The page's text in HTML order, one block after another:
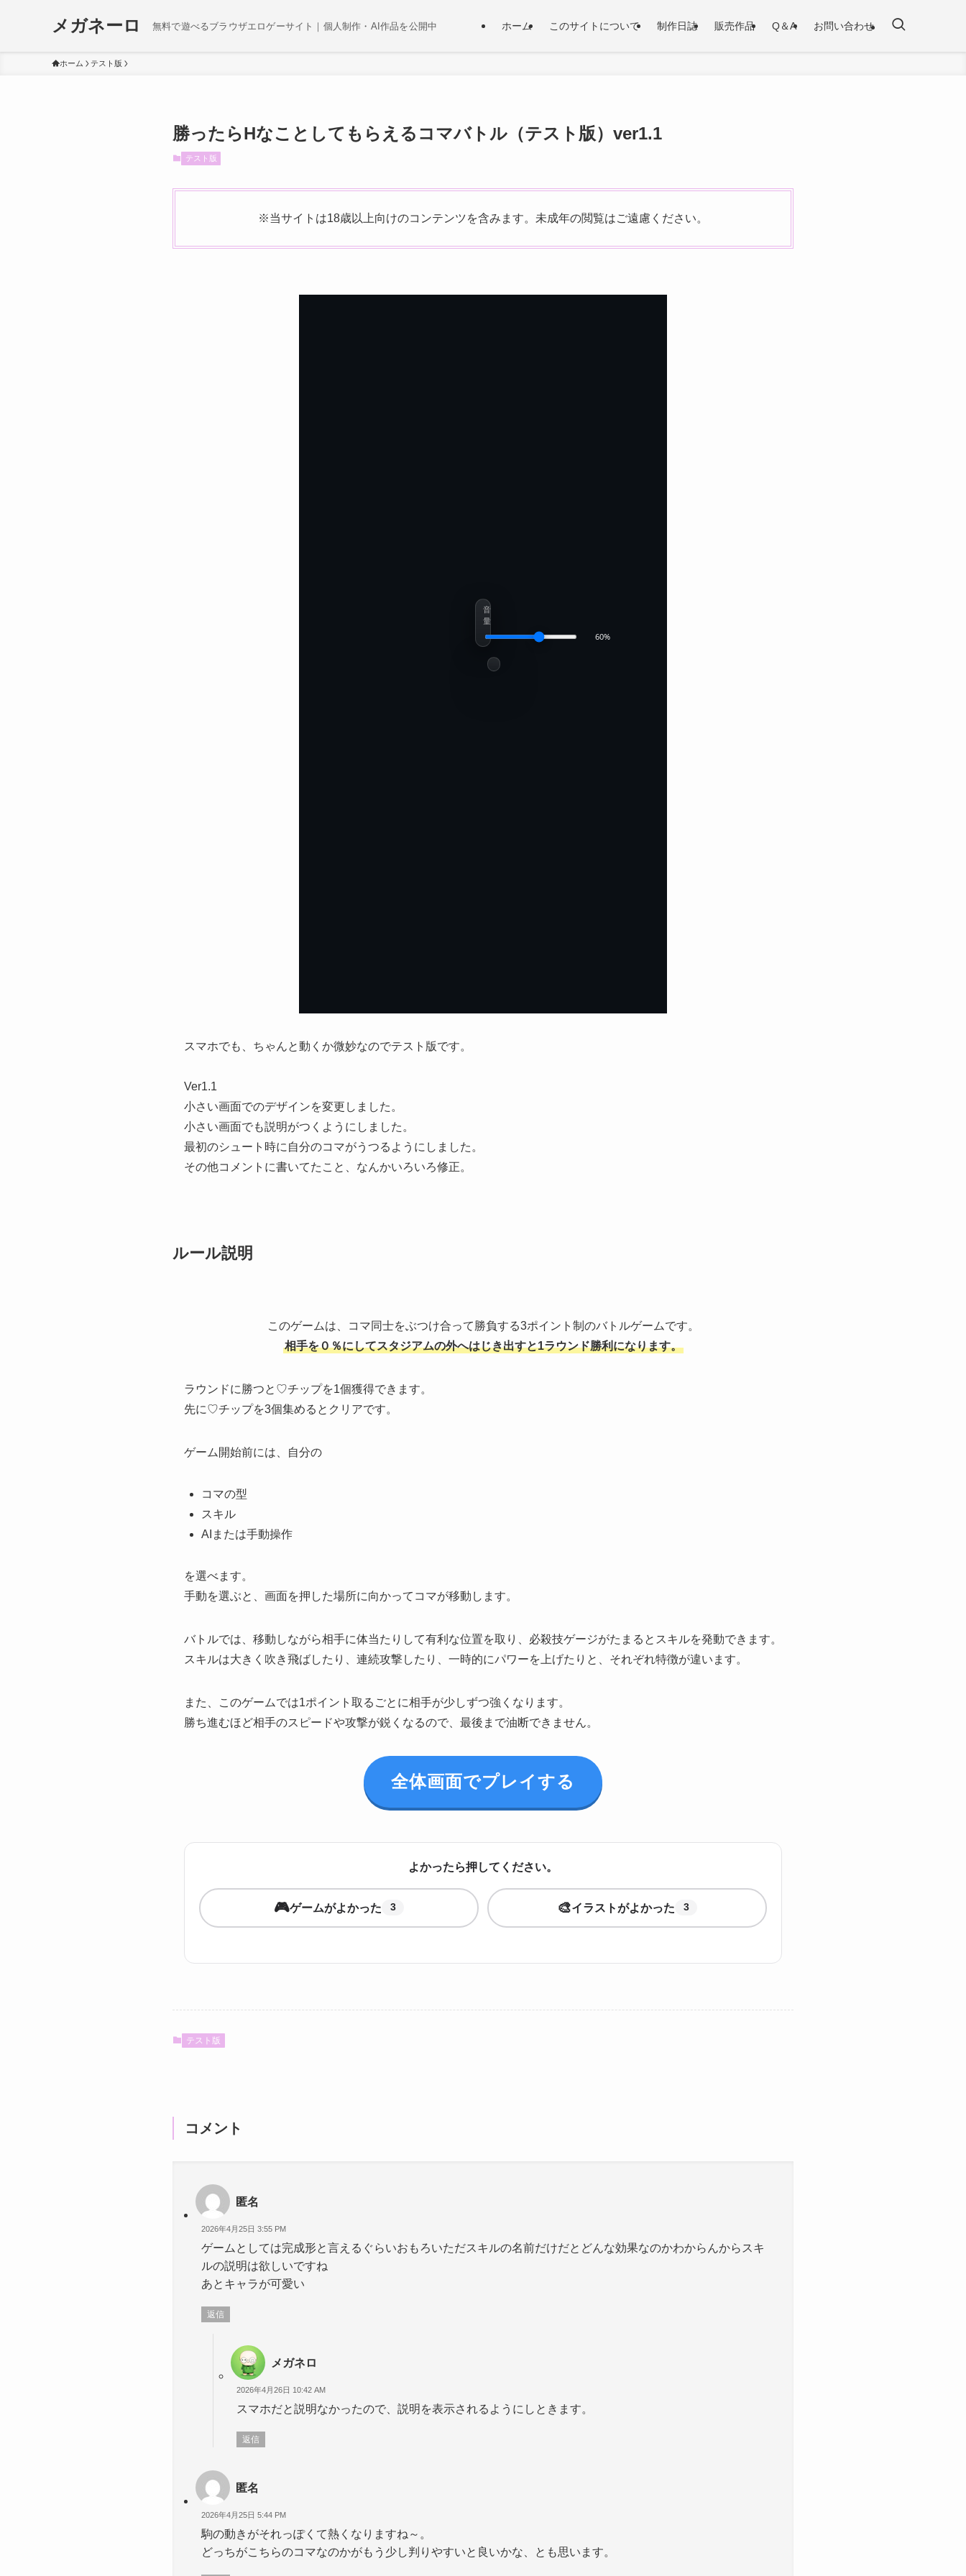
メガネーロ 無料で遊べるブラウザエロゲーサイト｜個人制作・AI作品を公開中 ホーム このサイトについて 制作日誌 販売作品 Q＆A お問い合わせ
ホーム テスト版
勝ったらHなことしてもらえるコマバトル（テスト版）ver1.1
テスト版
※当サイトは18歳以上向けのコンテンツを含みます。未成年の閲覧はご遠慮ください。
スマホでも、ちゃんと動くか微妙なのでテスト版です。
Ver1.1
小さい画面でのデザインを変更しました。
小さい画面でも説明がつくようにしました。
最初のシュート時に自分のコマがうつるようにしました。
その他コメントに書いてたこと、なんかいろいろ修正。
ルール説明
このゲームは、コマ同士をぶつけ合って勝負する3ポイント制のバトルゲームです。
相手を０％にしてスタジアムの外へはじき出すと1ラウンド勝利になります。
ラウンドに勝つと♡チップを1個獲得できます。
先に♡チップを3個集めるとクリアです。
ゲーム開始前には、自分の
コマの型
スキル
AIまたは手動操作
を選べます。
手動を選ぶと、画面を押した場所に向かってコマが移動します。
バトルでは、移動しながら相手に体当たりして有利な位置を取り、必殺技ゲージがたまるとスキルを発動できます。
スキルは大きく吹き飛ばしたり、連続攻撃したり、一時的にパワーを上げたりと、それぞれ特徴が違います。
また、このゲームでは1ポイント取るごとに相手が少しずつ強くなります。
勝ち進むほど相手のスピードや攻撃が鋭くなるので、最後まで油断できません。
全体画面でプレイする
よかったら押してください。
🎮ゲームがよかった 3 🎨イラストがよかった 3
テスト版
コメント
匿名
2026年4月25日 3:55 PM
ゲームとしては完成形と言えるぐらいおもろいただスキルの名前だけだとどんな効果なのかわからんからスキ
ルの説明は欲しいですね
あとキャラが可愛い
返信
メガネロ
2026年4月26日 10:42 AM
スマホだと説明なかったので、説明を表示されるようにしときます。
返信
匿名
2026年4月25日 5:44 PM
駒の動きがそれっぽくて熱くなりますね～。
どっちがこちらのコマなのかがもう少し判りやすいと良いかな、とも思います。